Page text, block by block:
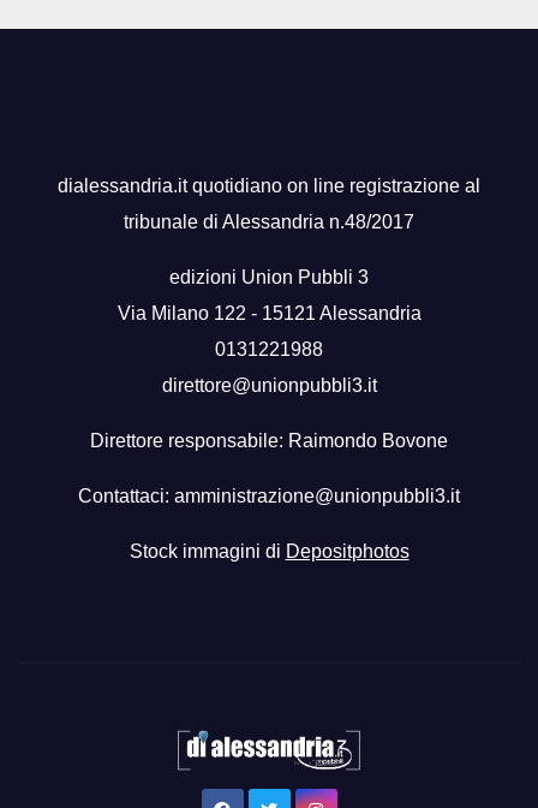
dialessandria.it quotidiano on line registrazione al
tribunale di Alessandria n.48/2017
edizioni Union Pubbli 3
Via Milano 122 - 15121 Alessandria
0131221988
direttore@unionpubbli3.it
Direttore responsabile: Raimondo Bovone
Contattaci: amministrazione@unionpubbli3.it
Stock immagini di Depositphotos